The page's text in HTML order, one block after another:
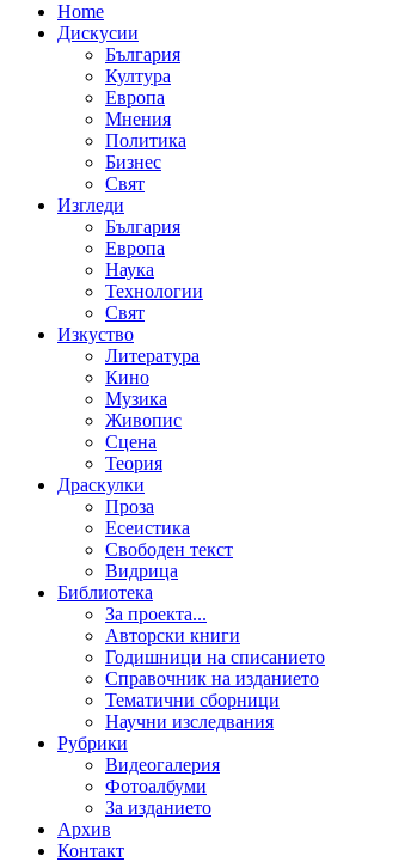
Home
Дискусии
България
Култура
Европа
Мнения
Политика
Бизнес
Свят
Изгледи
България
Европа
Наука
Технологии
Свят
Изкуство
Литература
Кино
Музика
Живопис
Сцена
Теория
Драскулки
Проза
Есеистика
Свободен текст
Видрица
Библиотека
За проекта...
Авторски книги
Годишници на списанието
Справочник на изданието
Тематични сборници
Научни изследвания
Рубрики
Видеогалерия
Фотоалбуми
За изданието
Архив
Контакт